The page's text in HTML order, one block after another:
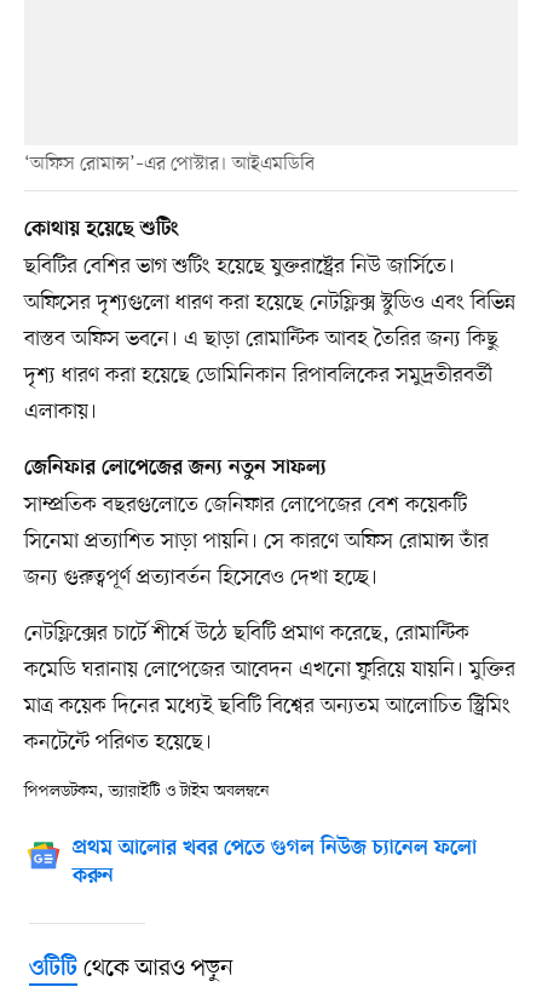
‘অফিস রোমান্স’–এর পোস্টার। আইএমডিবি
কোথায় হয়েছে শুটিং
ছবিটির বেশির ভাগ শুটিং হয়েছে যুক্তরাষ্ট্রের নিউ জার্সিতে।
অফিসের দৃশ্যগুলো ধারণ করা হয়েছে নেটফ্লিক্স স্টুডিও এবং বিভিন্ন
বাস্তব অফিস ভবনে। এ ছাড়া রোমান্টিক আবহ তৈরির জন্য কিছু
দৃশ্য ধারণ করা হয়েছে ডোমিনিকান রিপাবলিকের সমুদ্রতীরবর্তী
এলাকায়।
জেনিফার লোপেজের জন্য নতুন সাফল্য
সাম্প্রতিক বছরগুলোতে জেনিফার লোপেজের বেশ কয়েকটি
সিনেমা প্রত্যাশিত সাড়া পায়নি। সে কারণে অফিস রোমান্স তাঁর
জন্য গুরুত্বপূর্ণ প্রত্যাবর্তন হিসেবেও দেখা হচ্ছে।
নেটফ্লিক্সের চার্টে শীর্ষে উঠে ছবিটি প্রমাণ করেছে, রোমান্টিক
কমেডি ঘরানায় লোপেজের আবেদন এখনো ফুরিয়ে যায়নি। মুক্তির
মাত্র কয়েক দিনের মধ্যেই ছবিটি বিশ্বের অন্যতম আলোচিত স্ট্রিমিং
কনটেন্টে পরিণত হয়েছে।
পিপলডটকম, ভ্যারাইটি ও টাইম অবলম্বনে
প্রথম আলোর খবর পেতে গুগল নিউজ চ্যানেল ফলো
করুন
ওটিটিথেকে আরও পড়ুন